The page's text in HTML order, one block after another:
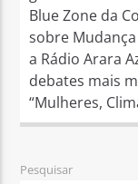
Blue Zone da
sobre Mudança
a Rádio Arara
debates mais
“Mulheres,
Pesquisar